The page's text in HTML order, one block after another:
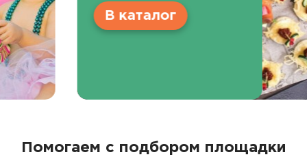
В каталог
Помогаем с подбором площадки